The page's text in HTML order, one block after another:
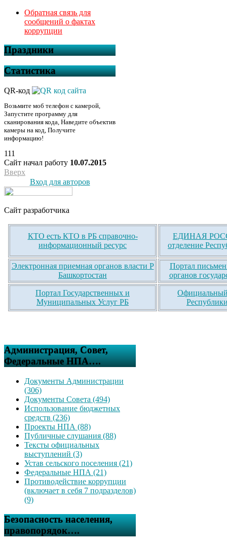
Обратная связь для
сообщений о фактах
коррупции
Праздники
Статистика
QR-код
Возьмите моб телефон с камерой,
Запустите программу для
сканирования кода, Наведите объектив
камеры на код, Получите
информацию!
111
Сайт начал работу 10.07.2015
Вверх
Вход для авторов
Сайт разработчика
КТО есть КТО в РБ справочно-
информационный ресурс
ЕДИНАЯ
отделение
Электронная приемная органов власти Р
Башкортостан
Портал
органов
Портал Государственных и
Муниципальных Услуг РБ
Официальный
Администрация, Совет,
Федеральные НПА….
Документы Администрации
(306)
Документы Совета (494)
Использование бюджетных
средств (236)
Проекты НПА (88)
Публичные слушания (88)
Тексты официальных
выступлений (3)
Устав сельского поселения (21)
Федеральные НПА (21)
Противодействие коррупции
(включает в себя 7 подразделов)
(9)
Безопасность населения,
правопорядок….